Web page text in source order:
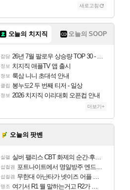
새로고침
오늘의 치지직 오늘의 SOOP
잡담 26년 7월 팔로우 상승량 TOP 30 - 월간 치지직
정보 치지직 애플TV 앱 출시
정보 룩삼 니니 초대석 안내
클립 봉누도2 두 번째 티저 - 일상
정보 2026 치지직 이리대회 오픈컵 안내
더보기+
오늘의 팟벤
실팰 실버 팰리스 CBT 화제의 순간·후기 모음
섭컬겜 포트나이트에서 명일방주 엔드필드 [펠리카] 판매 예정
섭컬겜 무한대 아난타가 넷이즈 어플 달력에 일정 등록
명조 여기서 R1 뭘 말하는거고 R2가 뭘말하는걸까요?